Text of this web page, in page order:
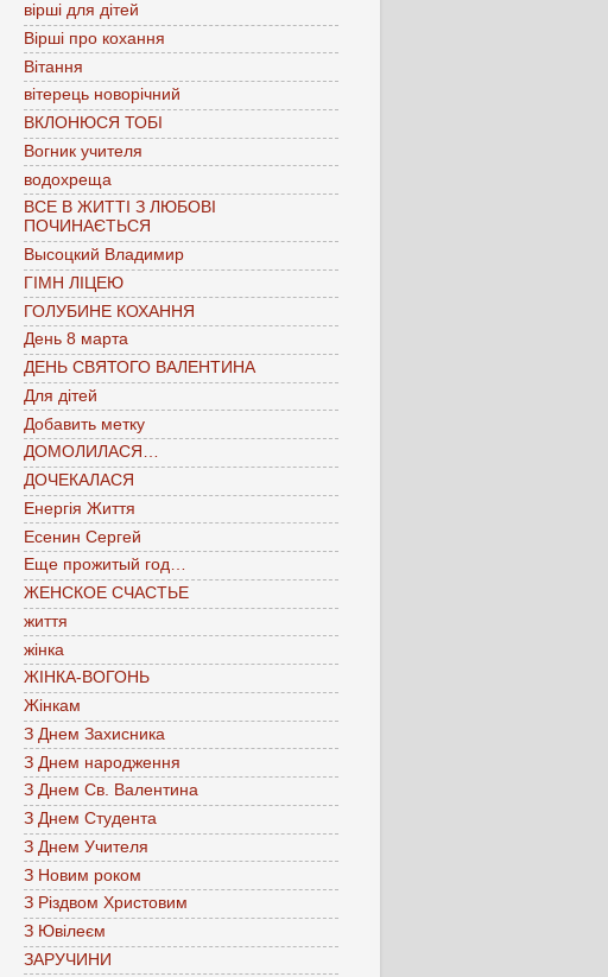
вірші для дітей
Вірші про кохання
Вітання
вітерець новорічний
ВКЛОНЮСЯ ТОБІ
Вогник учителя
водохреща
ВСЕ В ЖИТТІ З ЛЮБОВІ
ПОЧИНАЄТЬСЯ
Высоцкий Владимир
ГІМН ЛІЦЕЮ
ГОЛУБИНЕ КОХАННЯ
День 8 марта
ДЕНЬ СВЯТОГО ВАЛЕНТИНА
Для дітей
Добавить метку
ДОМОЛИЛАСЯ…
ДОЧЕКАЛАСЯ
Енергія Життя
Есенин Сергей
Еще прожитый год…
ЖЕНСКОЕ СЧАСТЬЕ
життя
жінка
ЖІНКА-ВОГОНЬ
Жінкам
З Днем Захисника
З Днем народження
З Днем Св. Валентина
З Днем Студента
З Днем Учителя
З Новим роком
З Різдвом Христовим
З Ювілеєм
ЗАРУЧИНИ